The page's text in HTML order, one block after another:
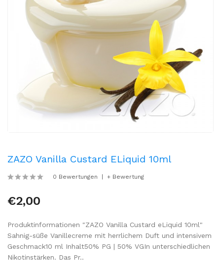
ZAZO Vanilla Custard ELiquid 10ml
0 Bewertungen + Bewertung
€2,00
Produktinformationen "ZAZO Vanilla Custard eLiquid 10ml"
Sahnig-süße Vanillecreme mit herrlichem Duft und intensivem
Geschmack10 ml Inhalt50% PG | 50% VGIn unterschiedlichen
Nikotinstärken. Das Pr..